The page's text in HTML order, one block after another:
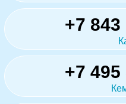
+7 843
+7 495